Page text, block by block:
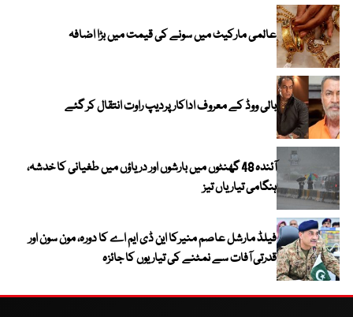
عالمی مارکیٹ میں سونے کی قیمت میں بڑا اضافہ
بالی ووڈ کے معروف اداکار پردیپ راوت انتقال کر گئے
آئندہ 48 گھنٹوں میں بارشوں اور دریاؤں میں طغیانی کا خدشہ،
ہنگامی تیاریاں تیز
فیلڈ مارشل عاصم منیرکا این ڈی ایم اے کا دورہ، مون سون اور
قدرتی آفات سے نمٹنے کی تیاریوں کا جائزہ